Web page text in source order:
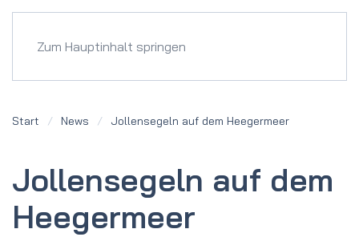
Zum Hauptinhalt springen
Start News Jollen­segeln auf dem Heeger­meer
Jollen­segeln auf dem
Heeger­meer